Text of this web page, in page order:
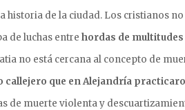
historia de la ciudad. Los cristianos
de luchas entre hordas de
no está cercana al concepto de
callejero que en Alejandría
de muerte violenta y